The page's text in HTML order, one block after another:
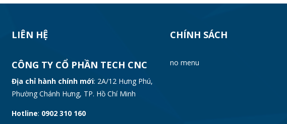
LIÊN HỆ
CÔNG TY CỔ PHẦN TECH CNC
Địa chỉ hành chính mới: 2A/12 Hưng Phú,
Phường Chánh Hưng, TP. Hồ Chí Minh
Hotline: 0902 310 160
CHÍNH SÁCH
no menu